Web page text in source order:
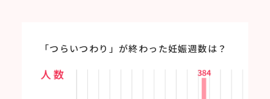
「つらいつわり」が終わった妊娠週数は？